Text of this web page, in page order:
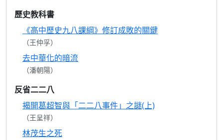
歷史教科書
《高中歷史九八課綱》修訂成敗的關鍵
（王仲孚）
去中華化的暗流
（潘朝陽）
反省二二八
揭開葛超智與「二二八事件」之謎(上)
（王呈祥）
林茂生之死